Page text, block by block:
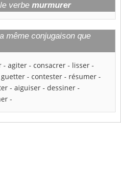
verbe murmurer
même conjugaison que
- agiter - consacrer - lisser -
guetter - contester - résumer -
- aiguiser - dessiner -
-